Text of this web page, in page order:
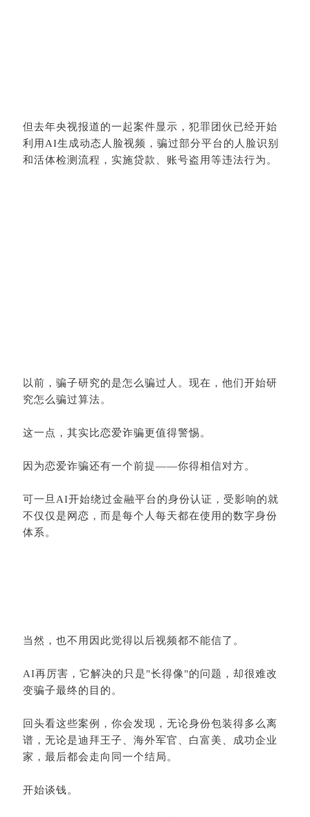
但去年央视报道的一起案件显示，犯罪团伙已经开始
利用AI生成动态人脸视频，骗过部分平台的人脸识别
和活体检测流程，实施贷款、账号盗用等违法行为。
以前，骗子研究的是怎么骗过人。现在，他们开始研
究怎么骗过算法。
这一点，其实比恋爱诈骗更值得警惕。
因为恋爱诈骗还有一个前提——你得相信对方。
可一旦AI开始绕过金融平台的身份认证，受影响的就
不仅仅是网恋，而是每个人每天都在使用的数字身份
体系。
当然，也不用因此觉得以后视频都不能信了。
AI再厉害，它解决的只是"长得像"的问题，却很难改
变骗子最终的目的。
回头看这些案例，你会发现，无论身份包装得多么离
谱，无论是迪拜王子、海外军官、白富美、成功企业
家，最后都会走向同一个结局。
开始谈钱。